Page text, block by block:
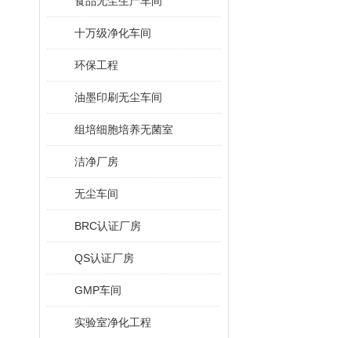
十万级净化车间
环保工程
油墨印刷无尘车间
组培细胞培养无菌室
洁净厂房
无尘车间
BRC认证厂房
QS认证厂房
GMP车间
实验室净化工程